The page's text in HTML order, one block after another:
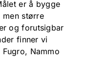
er å bygge
større
og forutsigbar
finner vi
Nammo